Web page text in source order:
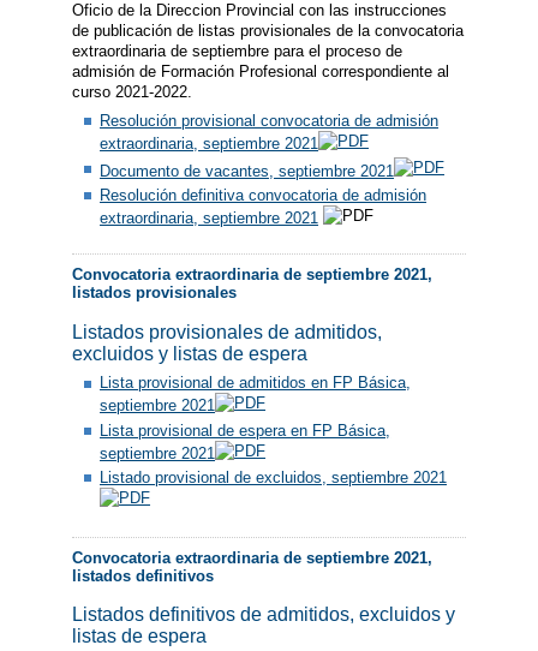
Oficio de la Direccion Provincial con las instrucciones
de publicación de listas provisionales de la convocatoria
extraordinaria de septiembre para el proceso de
admisión de Formación Profesional correspondiente al
curso 2021-2022.
Resolución provisional convocatoria de admisión
extraordinaria, septiembre 2021
Documento de vacantes, septiembre 2021
Resolución definitiva convocatoria de admisión
extraordinaria, septiembre 2021
Convocatoria extraordinaria de septiembre 2021,
listados provisionales
Listados provisionales de admitidos,
excluidos y listas de espera
Lista provisional de admitidos en FP Básica,
septiembre 2021
Lista provisional de espera en FP Básica,
septiembre 2021
Listado provisional de excluidos, septiembre 2021
Convocatoria extraordinaria de septiembre 2021,
listados definitivos
Listados definitivos de admitidos, excluidos y
listas de espera